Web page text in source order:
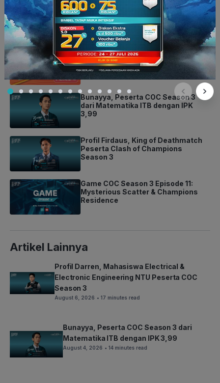
Profil Darren, Mahasiswa Electrical
& Electronic Engineering NTU
Peserta COC Season 3
50 Contoh Puisi Rakyat: Pantun,
Gurindam & Syair, Lengkap! | Bahasa
Indonesia Kelas 7
Bunayya, Peserta COC Season 3
dari Matematika ITB dengan IPK
3,99
Profil Firdaus, King of Deathmatch
Peserta Clash of Champions
Season 3
Game COC Season 3 Episode 11:
Mysterious Scatter & Champions
Residence
Artikel Lainnya
Profil Darren, Mahasiswa Electrical &
Electronic Engineering NTU Peserta COC
Season 3
August 6, 2026 • 17 minutes read
Bunayya, Peserta COC Season 3 dari
Matematika ITB dengan IPK 3,99
August 4, 2026 • 14 minutes read